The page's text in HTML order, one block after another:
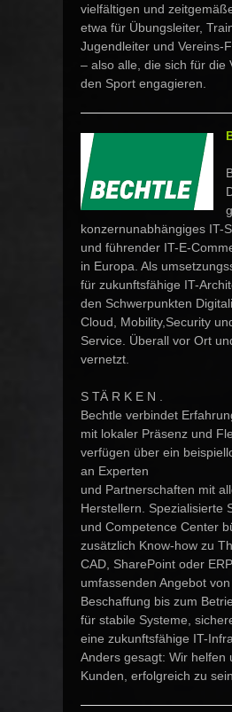
vielfältigen und
etwa für Übungsleiter,
Jugendleiter und Vereins-
– also alle, die sich für die
den Sport engagieren.
konzernunabhängiges IT-
und führender IT-E-
in Europa. Als
für zukunftsfähige IT-
den Schwerpunkten
Cloud, Mobility,Security
Service. Überall vor Ort
vernetzt.
S TÄ R K E N .
Bechtle verbindet
mit lokaler Präsenz und
verfügen über ein
an Experten
und Partnerschaften mit
Herstellern. Spezialisierte
und Competence Center
zusätzlich Know-how zu
CAD, SharePoint oder
umfassenden Angebot
Beschaffung bis zum
für stabile Systeme,
eine zukunftsfähige IT-
Anders gesagt: Wir helfen
Kunden, erfolgreich zu